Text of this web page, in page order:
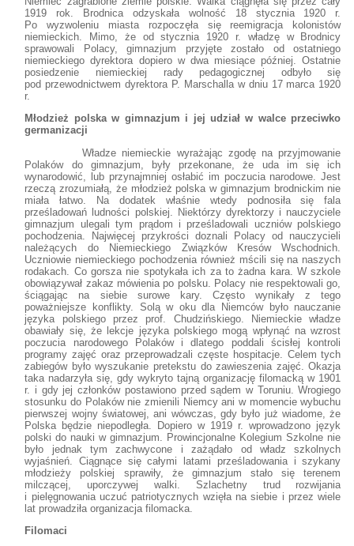
1919 rok. Brodnica odzyskała wolność 18 stycznia 1920 r.
Po wyzwoleniu miasta rozpoczęła się reemigracja kolonistów
niemieckich. Mimo, że od stycznia 1920 r. władzę w Brodnicy
sprawowali Polacy, gimnazjum przyjęte zostało od ostatniego
niemieckiego dyrektora dopiero w dwa miesiące później. Ostatnie
posiedzenie niemieckiej rady pedagogicznej odbyło się
pod przewodnictwem dyrektora P. Marschalla w dniu 17 marca 1920
r.
Młodzież polska w gimnazjum i jej udział w walce przeciwko
germanizacji
Władze niemieckie wyrażając zgodę na przyjmowanie
Polaków do gimnazjum, były przekonane, że uda im się ich
wynarodowić, lub przynajmniej osłabić im poczucia narodowe. Jest
rzeczą zrozumiałą, że młodzież polska w gimnazjum brodnickim nie
miała łatwo. Na dodatek właśnie wtedy podnosiła się fala
prześladowań ludności polskiej. Niektórzy dyrektorzy i nauczyciele
gimnazjum ulegali tym prądom i prześladowali uczniów polskiego
pochodzenia. Najwięcej przykrości doznali Polacy od nauczycieli
należących do Niemieckiego Związków Kresów Wschodnich.
Uczniowie niemieckiego pochodzenia również mścili się na naszych
rodakach. Co gorsza nie spotykała ich za to żadna kara. W szkole
obowiązywał zakaz mówienia po polsku. Polacy nie respektowali go,
ściągając na siebie surowe kary. Często wynikały z tego
poważniejsze konflikty. Solą w oku dla Niemców było nauczanie
języka polskiego przez prof. Chudzińskiego. Niemieckie władze
obawiały się, że lekcje języka polskiego mogą wpłynąć na wzrost
poczucia narodowego Polaków i dlatego poddali ścisłej kontroli
programy zajęć oraz przeprowadzali częste hospitacje. Celem tych
zabiegów było wyszukanie pretekstu do zawieszenia zajęć. Okazja
taka nadarzyła się, gdy wykryto tajną organizację filomacką w 1901
r. i gdy jej członków postawiono przed sądem w Toruniu. Wrogiego
stosunku do Polaków nie zmienili Niemcy ani w momencie wybuchu
pierwszej wojny światowej, ani wówczas, gdy było już wiadome, że
Polska będzie niepodległa. Dopiero w 1919 r. wprowadzono język
polski do nauki w gimnazjum. Prowincjonalne Kolegium Szkolne nie
było jednak tym zachwycone i zażądało od władz szkolnych
wyjaśnień. Ciągnące się całymi latami prześladowania i szykany
młodzieży polskiej sprawiły, że gimnazjum stało się terenem
milczącej, uporczywej walki. Szlachetny trud rozwijania
i pielęgnowania uczuć patriotycznych wzięła na siebie i przez wiele
lat prowadziła organizacja filomacka.
Filomaci